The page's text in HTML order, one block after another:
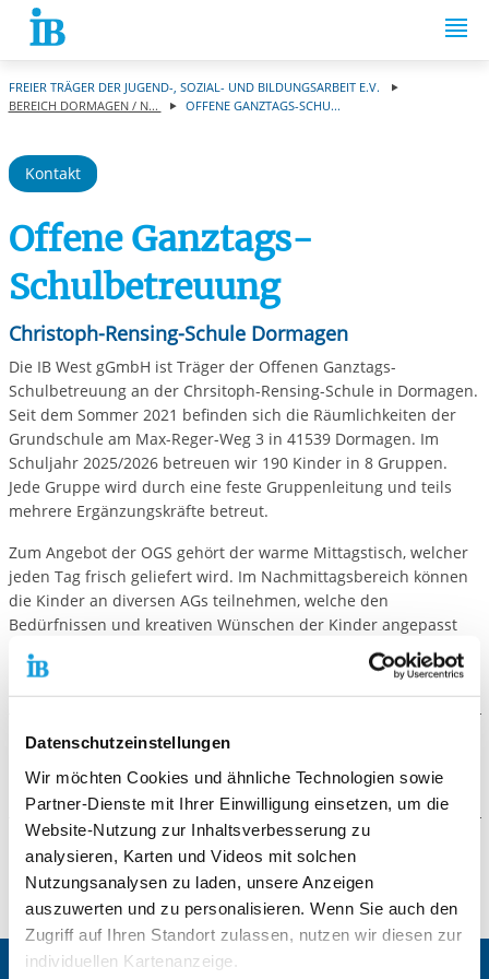
Datenschutzeinstellungen
Wir möchten Cookies und ähnliche Technologien sowie
Partner-Dienste mit Ihrer Einwilligung einsetzen, um die
Website-Nutzung zur Inhaltsverbesserung zu
analysieren, Karten und Videos mit solchen
Nutzungsanalysen zu laden, unsere Anzeigen
auszuwerten und zu personalisieren. Wenn Sie auch den
Zugriff auf Ihren Standort zulassen, nutzen wir diesen zur
individuellen Kartenanzeige.
Springe zum Inhalt
FREIER TRÄGER DER JUGEND-, SOZIAL- UND BILDUNGSARBEIT E.V.
BEREICH DORMAGEN / N...
OFFENE GANZTAGS-SCHU...
Kontakt
Offene Ganztags-
Schulbetreuung
Christoph-Rensing-Schule Dormagen
Die IB West gGmbH ist Träger der Offenen Ganztags-
Schulbetreuung an der Chrsitoph-Rensing-Schule in Dormagen.
Seit dem Sommer 2021 befinden sich die Räumlichkeiten der
Grundschule am Max-Reger-Weg 3 in 41539 Dormagen. Im
Schuljahr 2025/2026 betreuen wir 190 Kinder in 8 Gruppen.
Jede Gruppe wird durch eine feste Gruppenleitung und teils
mehrere Ergänzungskräfte betreut.
Zum Angebot der OGS gehört der warme Mittagstisch, welcher
jeden Tag frisch geliefert wird. Im Nachmittagsbereich können
die Kinder an diversen AGs teilnehmen, welche den
Bedürfnissen und kreativen Wünschen der Kinder angepasst
sind.
Die Ziele des Angebots
In unsere Schule bestimmen gegenseitige
Rücksichtnahme, Achtung und Unterstützung unser
Zusammenleben. Jedes einzele Kind soll sich wohl,
wertgeschätzt und ernstgenommen fühlen. Dabei
berücksichtigen wir die unterschiedlichen
Lebensbedingungen, Herkünfte und Mentalitäten der
Kinder und deren Familien. Die Schwerpunkte der
Weitere Informationen
Ansprechpersonen:
OGS Telefon: 0162-1393669